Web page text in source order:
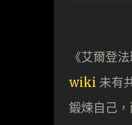
《艾爾登
wiki 未有
鍛煉自己